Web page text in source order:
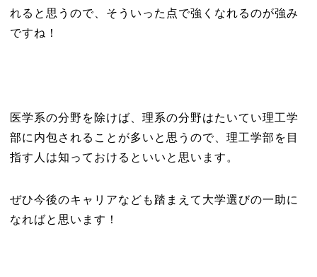
れると思うので、そういった点で強くなれるのが強み
ですね！
医学系の分野を除けば、理系の分野はたいてい理工学
部に内包されることが多いと思うので、理工学部を目
指す人は知っておけるといいと思います。
ぜひ今後のキャリアなども踏まえて大学選びの一助に
なればと思います！